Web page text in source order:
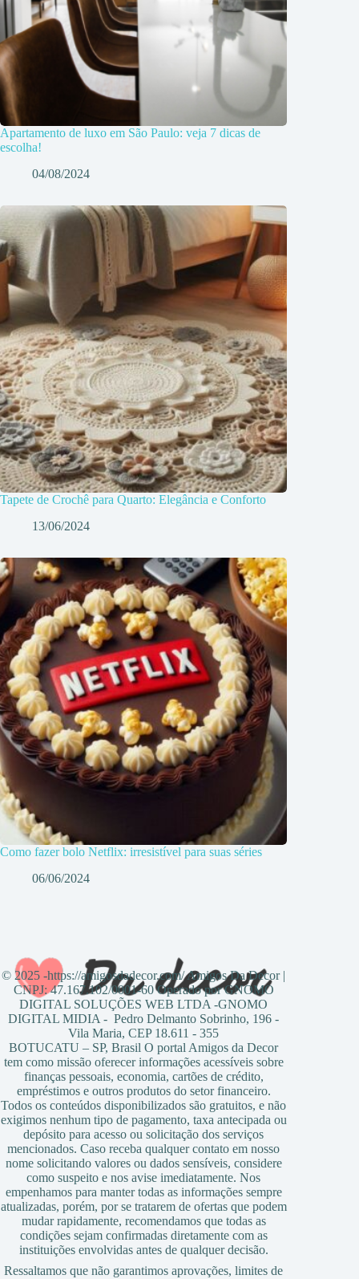
Apartamento de luxo em São Paulo: veja 7 dicas de
escolha!
04/08/2024
Tapete de Crochê para Quarto: Elegância e Conforto
13/06/2024
Como fazer bolo Netflix: irresistível para suas séries
06/06/2024
© 2025 -https://amigosdadecor.com/ Amigos Da Decor |
CNPJ: 47.167.102/0001-60 Operado por GNOMO
DIGITAL SOLUÇÕES WEB LTDA -GNOMO
DIGITAL MIDIA - Pedro Delmanto Sobrinho, 196 -
Vila Maria, CEP 18.611 - 355
BOTUCATU – SP, Brasil O portal Amigos da Decor
tem como missão oferecer informações acessíveis sobre
finanças pessoais, economia, cartões de crédito,
empréstimos e outros produtos do setor financeiro.
Todos os conteúdos disponibilizados são gratuitos, e não
exigimos nenhum tipo de pagamento, taxa antecipada ou
depósito para acesso ou solicitação dos serviços
mencionados. Caso receba qualquer contato em nosso
nome solicitando valores ou dados sensíveis, considere
como suspeito e nos avise imediatamente. Nos
empenhamos para manter todas as informações sempre
atualizadas, porém, por se tratarem de ofertas que podem
mudar rapidamente, recomendamos que todas as
condições sejam confirmadas diretamente com as
instituições envolvidas antes de qualquer decisão.
Ressaltamos que não garantimos aprovações, limites de